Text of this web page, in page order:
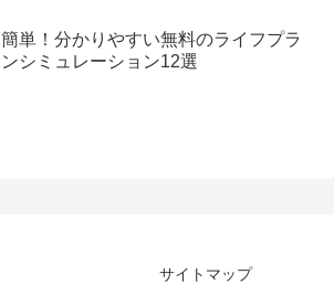
簡単！分かりやすい無料のライフプラ
ンシミュレーション12選
サイトマップ